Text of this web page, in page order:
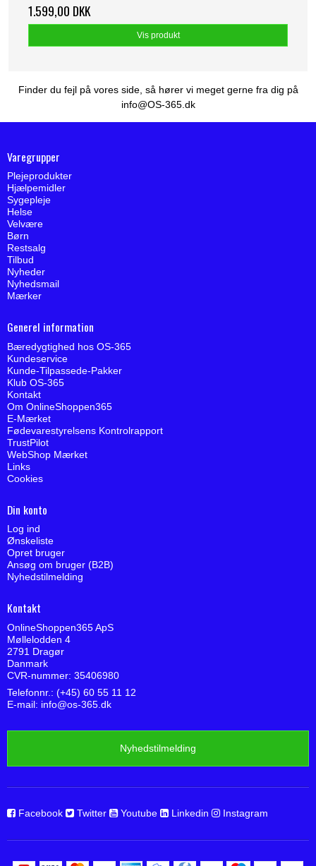
1.599,00 DKK
Vis produkt
Finder du fejl på vores side, så hører vi meget gerne fra dig på
info@OS-365.dk
Varegrupper
Plejeprodukter
Hjælpemidler
Sygepleje
Helse
Velvære
Børn
Restsalg
Tilbud
Nyheder
Nyhedsmail
Mærker
Generel information
Bæredygtighed hos OS-365
Kundeservice
Kunde-Tilpassede-Pakker
Klub OS-365
Kontakt
Om OnlineShoppen365
E-Mærket
Fødevarestyrelsens Kontrolrapport
TrustPilot
WebShop Mærket
Links
Cookies
Din konto
Log ind
Ønskeliste
Opret bruger
Ansøg om bruger (B2B)
Nyhedstilmelding
Kontakt
OnlineShoppen365 ApS
Møllelodden 4
2791 Dragør
Danmark
CVR-nummer: 35406980
Telefonnr.: (+45) 60 55 11 12
E-mail: info@os-365.dk
Nyhedstilmelding
Facebook Twitter Youtube Linkedin Instagram